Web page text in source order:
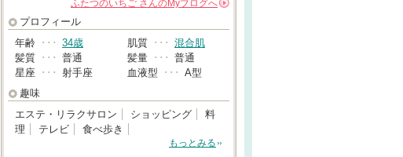
ふたつのいちご さんのMyブログへ
プロフィール
年齢 ･･･ 34歳 肌質 ･･･ 混合肌
髪質 ･･･ 普通 髪量 ･･･ 普通
星座 ･･･ 射手座 血液型 ･･･ A型
趣味
エステ・リラクサロン
ショッピング
料
理
テレビ 食べ歩き
もっとみる